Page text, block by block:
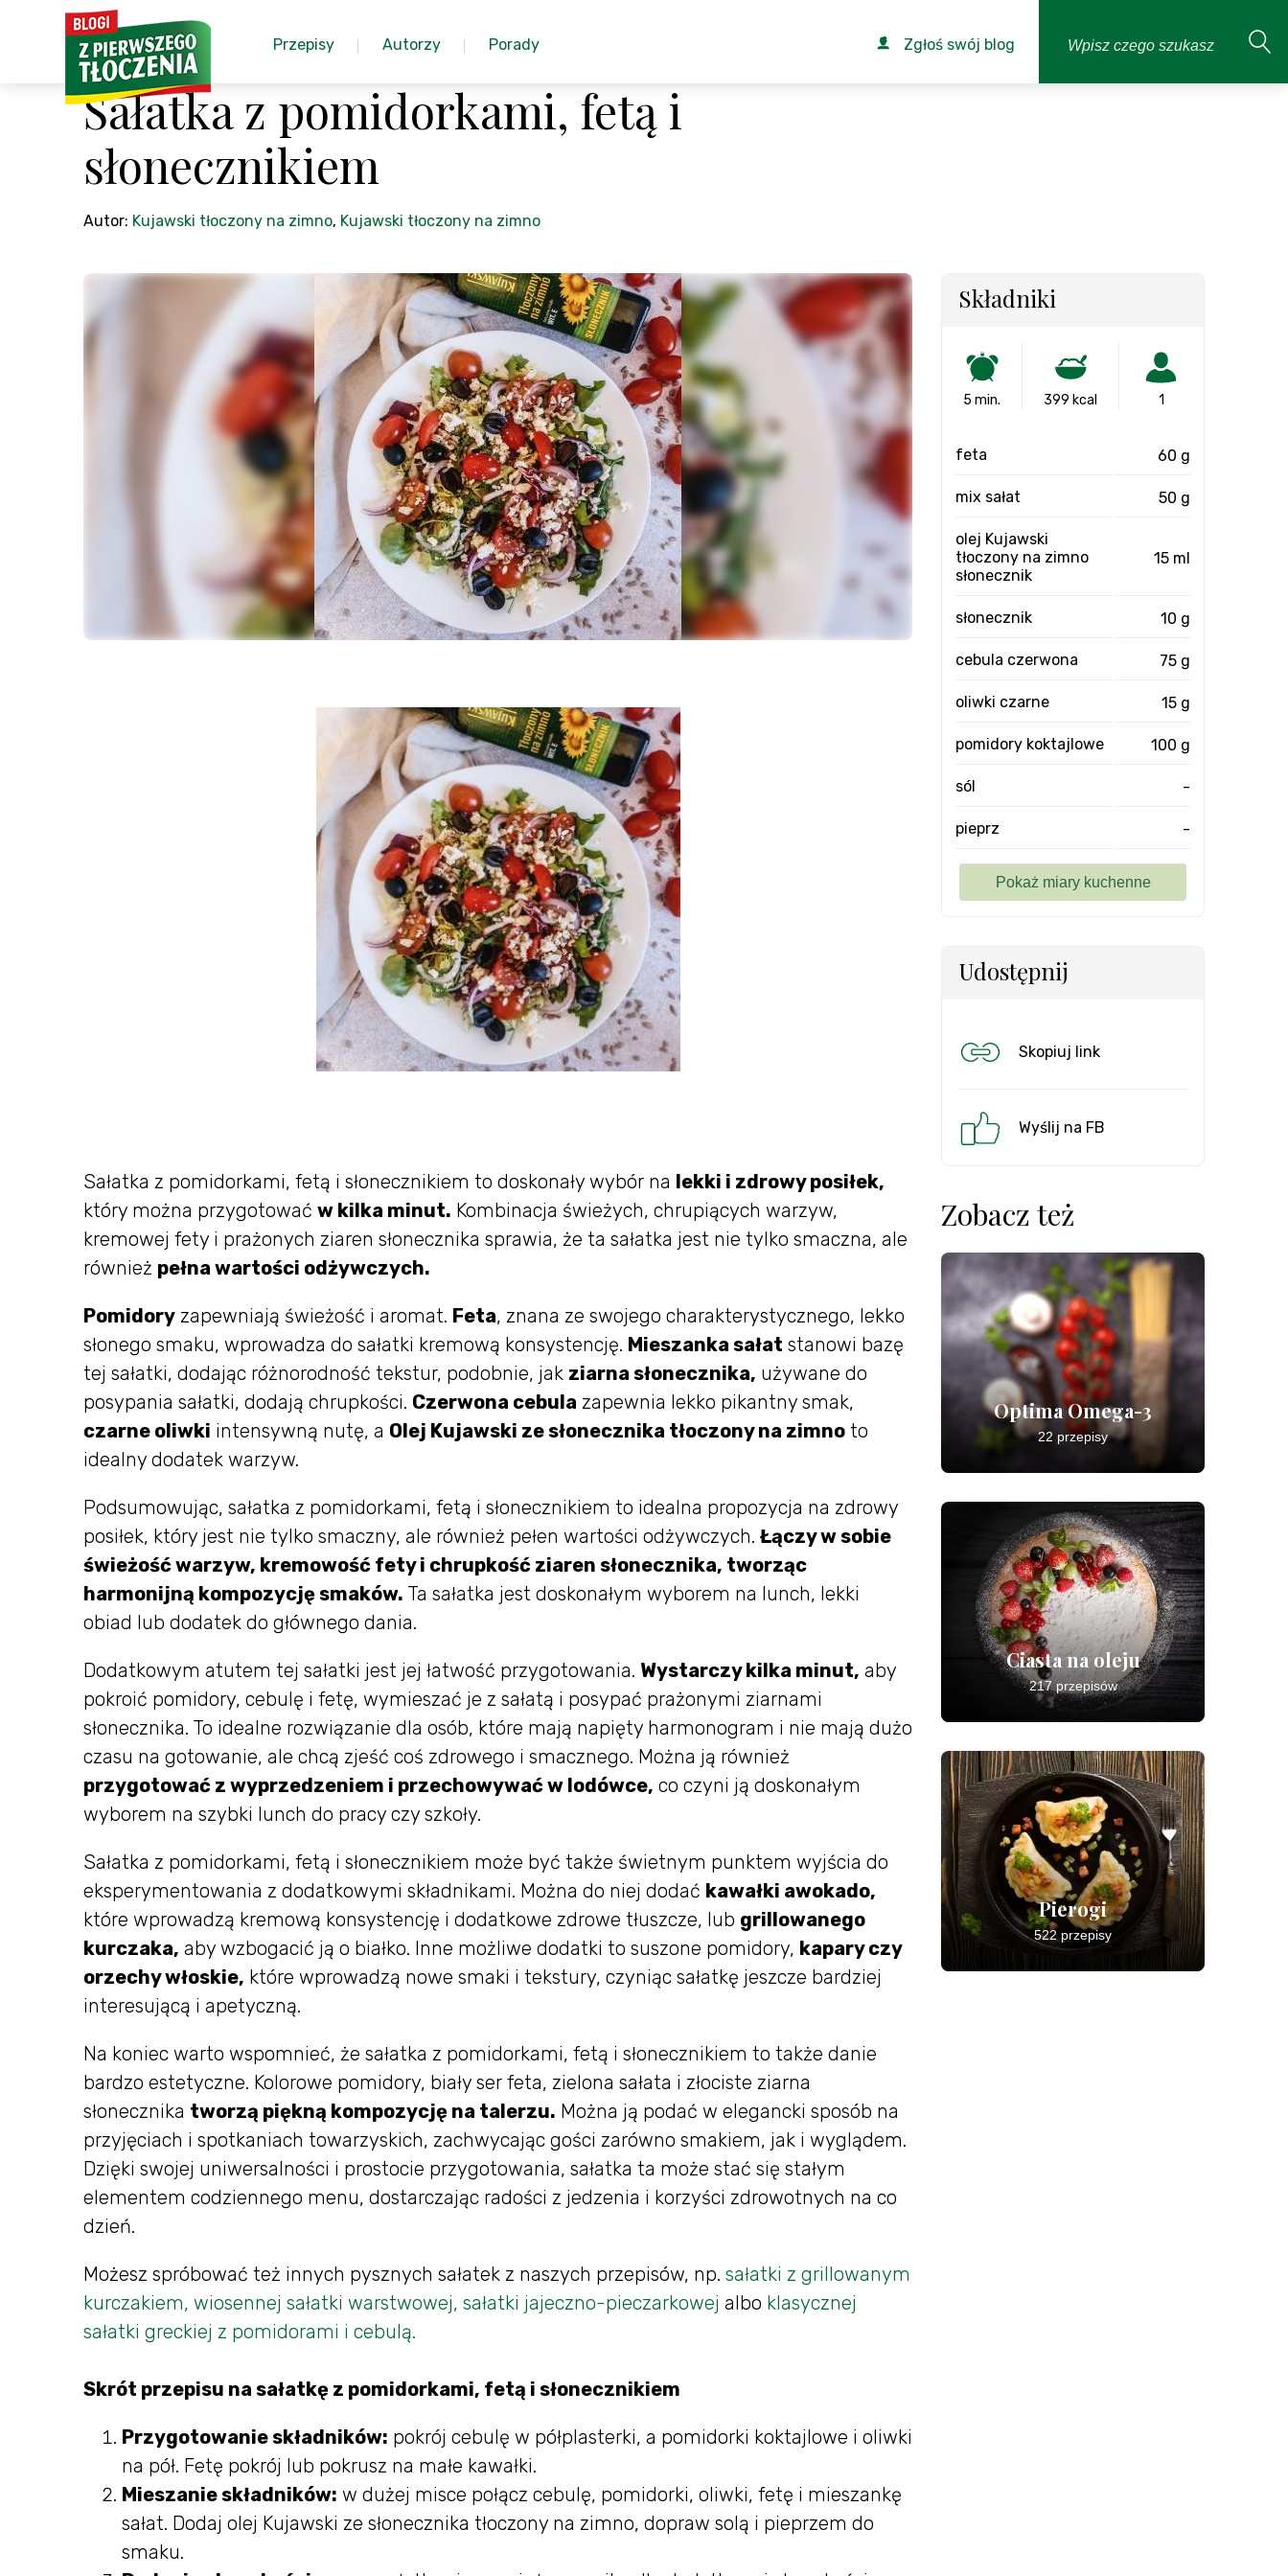
Przepisy Autorzy Porady Zgłoś swój blog
Sałatka z pomidorkami, fetą i
słonecznikiem
Autor: Kujawski tłoczony na zimno, Kujawski tłoczony na zimno
Sałatka z pomidorkami, fetą i słonecznikiem to doskonały wybór na lekki i zdrowy posiłek,
który można przygotować w kilka minut. Kombinacja świeżych, chrupiących warzyw,
kremowej fety i prażonych ziaren słonecznika sprawia, że ta sałatka jest nie tylko smaczna, ale
również pełna wartości odżywczych.
Pomidory zapewniają świeżość i aromat. Feta, znana ze swojego charakterystycznego, lekko
słonego smaku, wprowadza do sałatki kremową konsystencję. Mieszanka sałat stanowi bazę
tej sałatki, dodając różnorodność tekstur, podobnie, jak ziarna słonecznika, używane do
posypania sałatki, dodają chrupkości. Czerwona cebula zapewnia lekko pikantny smak,
czarne oliwki intensywną nutę, a Olej Kujawski ze słonecznika tłoczony na zimno to
idealny dodatek warzyw.
Podsumowując, sałatka z pomidorkami, fetą i słonecznikiem to idealna propozycja na zdrowy
posiłek, który jest nie tylko smaczny, ale również pełen wartości odżywczych. Łączy w sobie
świeżość warzyw, kremowość fety i chrupkość ziaren słonecznika, tworząc
harmonijną kompozycję smaków. Ta sałatka jest doskonałym wyborem na lunch, lekki
obiad lub dodatek do głównego dania.
Dodatkowym atutem tej sałatki jest jej łatwość przygotowania. Wystarczy kilka minut, aby
pokroić pomidory, cebulę i fetę, wymieszać je z sałatą i posypać prażonymi ziarnami
słonecznika. To idealne rozwiązanie dla osób, które mają napięty harmonogram i nie mają dużo
czasu na gotowanie, ale chcą zjeść coś zdrowego i smacznego. Można ją również
przygotować z wyprzedzeniem i przechowywać w lodówce, co czyni ją doskonałym
wyborem na szybki lunch do pracy czy szkoły.
Sałatka z pomidorkami, fetą i słonecznikiem może być także świetnym punktem wyjścia do
eksperymentowania z dodatkowymi składnikami. Można do niej dodać kawałki awokado,
które wprowadzą kremową konsystencję i dodatkowe zdrowe tłuszcze, lub grillowanego
kurczaka, aby wzbogacić ją o białko. Inne możliwe dodatki to suszone pomidory, kapary czy
orzechy włoskie, które wprowadzą nowe smaki i tekstury, czyniąc sałatkę jeszcze bardziej
interesującą i apetyczną.
Na koniec warto wspomnieć, że sałatka z pomidorkami, fetą i słonecznikiem to także danie
bardzo estetyczne. Kolorowe pomidory, biały ser feta, zielona sałata i złociste ziarna
słonecznika tworzą piękną kompozycję na talerzu. Można ją podać w elegancki sposób na
przyjęciach i spotkaniach towarzyskich, zachwycając gości zarówno smakiem, jak i wyglądem.
Dzięki swojej uniwersalności i prostocie przygotowania, sałatka ta może stać się stałym
elementem codziennego menu, dostarczając radości z jedzenia i korzyści zdrowotnych na co
dzień.
Możesz spróbować też innych pysznych sałatek z naszych przepisów, np. sałatki z grillowanym
kurczakiem, wiosennej sałatki warstwowej, sałatki jajeczno-pieczarkowej albo klasycznej
sałatki greckiej z pomidorami i cebulą.
Skrót przepisu na sałatkę z pomidorkami, fetą i słonecznikiem
Przygotowanie składników: pokrój cebulę w półplasterki, a pomidorki koktajlowe i oliwki
na pół. Fetę pokrój lub pokrusz na małe kawałki.
Mieszanie składników: w dużej misce połącz cebulę, pomidorki, oliwki, fetę i mieszankę
sałat. Dodaj olej Kujawski ze słonecznika tłoczony na zimno, dopraw solą i pieprzem do
smaku.
Składniki
5 min. 399 kcal 1
feta 60 g
mix sałat 50 g
olej Kujawski
tłoczony na zimno
słonecznik
15 ml
słonecznik 10 g
cebula czerwona 75 g
oliwki czarne 15 g
pomidory koktajlowe 100 g
sól -
pieprz -
Udostępnij
Skopiuj link
Wyślij na FB
Zobacz też
Optima Omega-3
22 przepisy
Ciasta na oleju
217 przepisów
Pierogi
522 przepisy